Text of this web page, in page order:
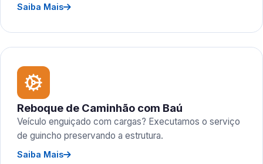
Saiba Mais
Reboque de Caminhão com Baú
Veículo enguiçado com cargas? Executamos o serviço
de guincho preservando a estrutura.
Saiba Mais